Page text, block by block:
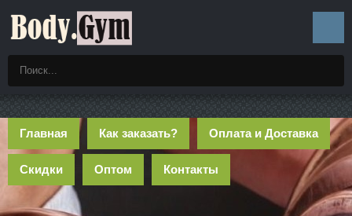
Главная Как заказать? Оплата и Доставка
Скидки Оптом Контакты